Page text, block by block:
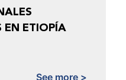
EN ETIOPÍA
See more >